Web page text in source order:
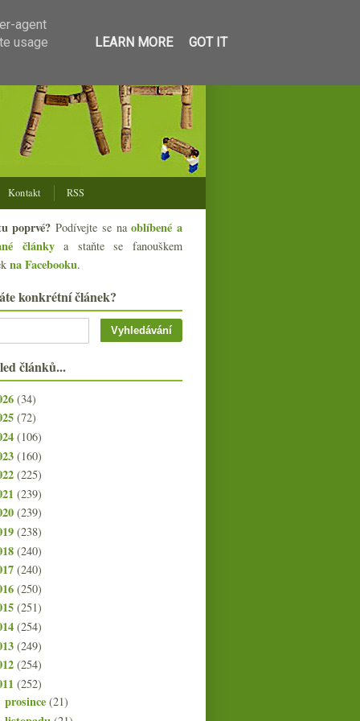
Kontakt RSS
poprvé? Podívejte se naoblíbené a
článkya staňte se fanouškem
na Facebooku.
konkrétní článek?
článků...
(34)
(72)
(106)
(160)
(225)
(239)
(239)
(238)
(240)
(240)
(250)
(251)
(254)
(249)
(254)
(252)
prosince(21)
agent
usage
LEARN MORE GOT IT